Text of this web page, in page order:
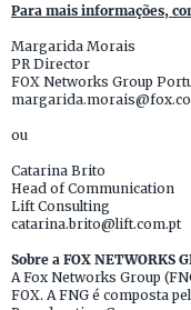
Para mais informações,
Margarida Morais
PR Director
FOX Networks Group
ou
Catarina Brito
Head of Communication
Lift Consulting
catarina.brito@lift.com.pt
Sobre a FOX NETWORKS
A Fox Networks Group
FOX. A FNG é composta